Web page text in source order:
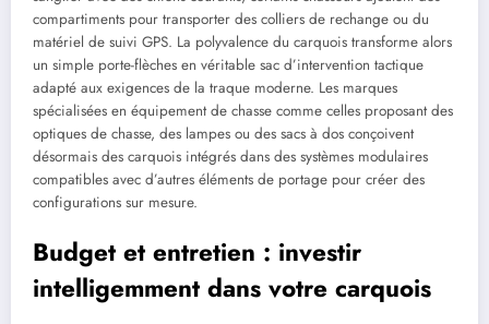
compartiments pour transporter des colliers de rechange ou du
matériel de suivi GPS. La polyvalence du carquois transforme alors
un simple porte-flèches en véritable sac d’intervention tactique
adapté aux exigences de la traque moderne. Les marques
spécialisées en équipement de chasse comme celles proposant des
optiques de chasse, des lampes ou des sacs à dos conçoivent
désormais des carquois intégrés dans des systèmes modulaires
compatibles avec d’autres éléments de portage pour créer des
configurations sur mesure.
Budget et entretien : investir
intelligemment dans votre carquois